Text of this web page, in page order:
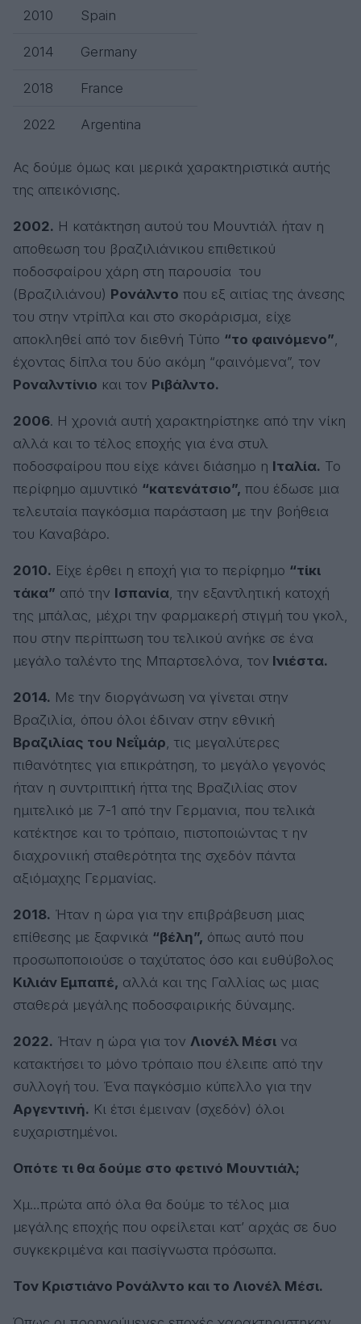
2010 Spain
2014 Germany
2018 France
2022 Argentina
Ας δούμε όμως και μερικά χαρακτηριστικά αυτής
της απεικόνισης.
2002. Η κατάκτηση αυτού του Μουντιάλ ήταν η
αποθεωση του βραζιλιάνικου επιθετικού
ποδοσφαίρου χάρη στη παρουσία του
(Βραζιλιάνου) Ρονάλντο που εξ αιτίας της άνεσης
του στην ντρίπλα και στο σκοράρισμα, είχε
αποκληθεί από τον διεθνή Τύπο “το φαινόμενο”,
έχοντας δίπλα του δύο ακόμη “φαινόμενα”, τον
Ροναλντίνιο και τον Ριβάλντο.
2006. Η χρονιά αυτή χαρακτηρίστηκε από την νίκη
αλλά και το τέλος εποχής για ένα στυλ
ποδοσφαίρου που είχε κάνει διάσημο η Ιταλία. Το
περίφημο αμυντικό “κατενάτσιο”, που έδωσε μια
τελευταία παγκόσμια παράσταση με την βοήθεια
του Καναβάρο.
2010. Είχε έρθει η εποχή για το περίφημο “τίκι
τάκα” από την Ισπανία, την εξαντλητική κατοχή
της μπάλας, μέχρι την φαρμακερή στιγμή του γκολ,
που στην περίπτωση του τελικού ανήκε σε ένα
μεγάλο ταλέντο της Μπαρτσελόνα, τον Ινιέστα.
2014. Με την διοργάνωση να γίνεται στην
Βραζιλία, όπου όλοι έδιναν στην εθνική
Βραζιλίας του Νεΐμάρ, τις μεγαλύτερες
πιθανότητες για επικράτηση, το μεγάλο γεγονός
ήταν η συντριπτική ήττα της Βραζιλίας στον
ημιτελικό με 7-1 από την Γερμανια, που τελικά
κατέκτησε και το τρόπαιο, πιστοποιώντας τ ην
διαχρονιική σταθερότητα της σχεδόν πάντα
αξιόμαχης Γερμανίας.
2018. Ήταν η ώρα για την επιβράβευση μιας
επίθεσης με ξαφνικά “βέλη”, όπως αυτό που
προσωποποιούσε ο ταχύτατος όσο και ευθύβολος
Κιλιάν Εμπαπέ, αλλά και της Γαλλίας ως μιας
σταθερά μεγάλης ποδοσφαιρικής δύναμης.
2022. Ήταν η ώρα για τον Λιονέλ Μέσι να
κατακτήσει το μόνο τρόπαιο που έλειπε από την
συλλογή του. Ένα παγκόσμιο κύπελλο για την
Αργεντινή. Κι έτσι έμειναν (σχεδόν) όλοι
ευχαριστημένοι.
Οπότε τι θα δούμε στο φετινό Μουντιάλ;
Χμ…πρώτα από όλα θα δούμε το τέλος μια
μεγάλης εποχής που οφείλεται κατ’ αρχάς σε δυο
συγκεκριμένα και πασίγνωστα πρόσωπα.
Τον Κριστιάνο Ρονάλντο και το Λιονέλ Μέσι.